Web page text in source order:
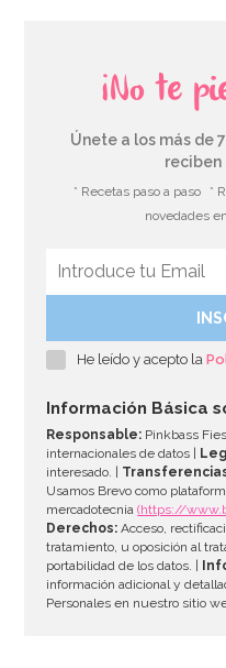
Mantel de plástico
¡No te
Únete a los más de
reciben
* Recetas paso a paso *
novedades
He leído y acepto la
Información Básica
Responsable: Pinkbass
internacionales de datos |
interesado. |
Usamos Brevo como
mercadotecnia(https://
Derechos: Acceso,
tratamiento, u oposición al
portabilidad de los datos. |
información adicional y
Personales en nuestro sitio